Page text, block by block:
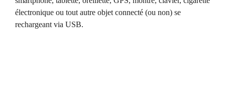
électronique ou tout autre objet connecté (ou non) se
rechargeant via USB.